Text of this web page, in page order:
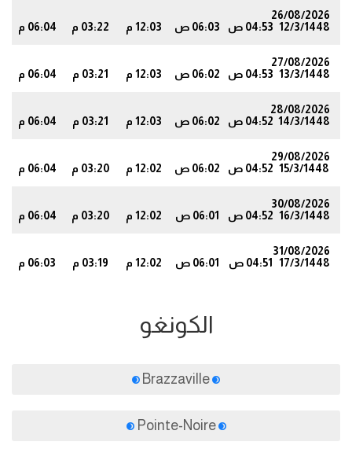
26/08/2026
12/3/1448 04:53 ص 06:03 ص 12:03 م 03:22 م 06:04 م
27/08/2026
13/3/1448 04:53 ص 06:02 ص 12:03 م 03:21 م 06:04 م
28/08/2026
14/3/1448 04:52 ص 06:02 ص 12:03 م 03:21 م 06:04 م
29/08/2026
15/3/1448 04:52 ص 06:02 ص 12:02 م 03:20 م 06:04 م
30/08/2026
16/3/1448 04:52 ص 06:01 ص 12:02 م 03:20 م 06:04 م
31/08/2026
17/3/1448
04:51 ص 06:01 ص 12:02 م 03:19 م 06:03 م
الكونغو
Pointe-Noire